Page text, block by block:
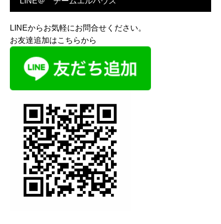
LINEからお気軽にお問合せください。
お友達追加はこちらから